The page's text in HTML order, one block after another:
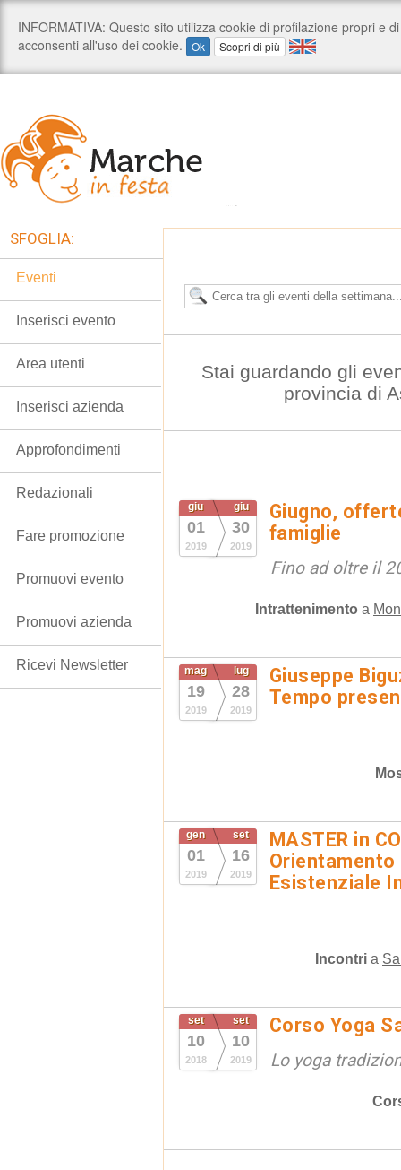
Stai guardando gli
provincia di
giu
01
2019
giu
30
2019
Giugno,
famiglie
Fino ad oltre il
Intrattenimento a
mag
19
2019
lug
28
2019
Giuseppe
Tempo
gen
01
2019
set
16
2019
MASTER in
Esistenziale
Incontri a
set
10
2018
set
10
2019
Corso Yoga
Lo yoga
SFOGLIA:
Eventi
Inserisci evento
Area utenti
Inserisci azienda
Approfondimenti
Redazionali
Fare promozione
Promuovi evento
Promuovi azienda
Ricevi Newsletter